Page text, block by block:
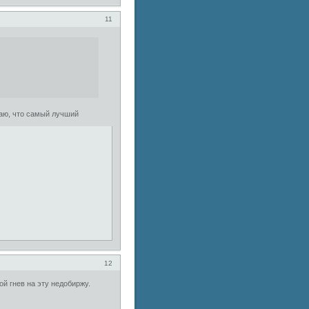
11
что самый лучший
12
гнев на эту недобиржу.